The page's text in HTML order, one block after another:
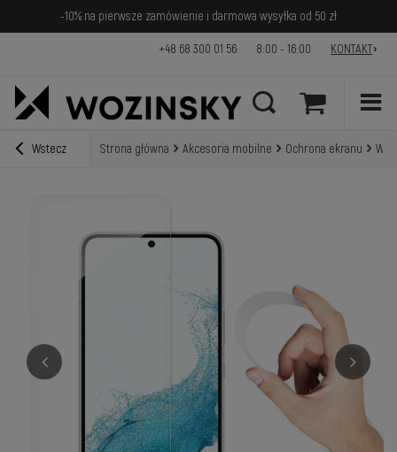
-10% na pierwsze zamówienie i darmowa wysyłka od 50 zł
+48 68 300 01 56 8:00 - 16:00 KONTAKT
Wstecz Strona główna Akcesoria mobilne Ochrona ekranu